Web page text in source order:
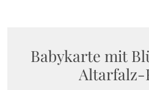
Babykarte mit
Altarfalz-